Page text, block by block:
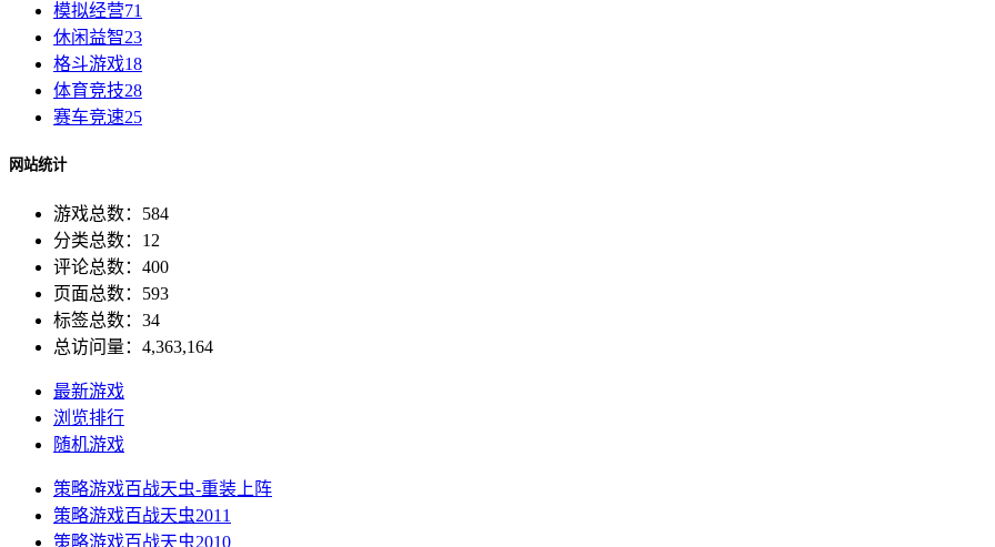
模拟经营71
休闲益智23
格斗游戏18
体育竞技28
赛车竞速25
网站统计
游戏总数：584
分类总数：12
评论总数：400
页面总数：593
标签总数：34
总访问量：4,363,164
最新游戏
浏览排行
随机游戏
策略游戏百战天虫-重装上阵
策略游戏百战天虫2011
策略游戏百战天虫2010